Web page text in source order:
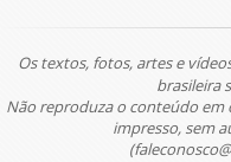
Os textos, fotos, artes e
brasileira
Não reproduza o conteúdo
impresso, sem